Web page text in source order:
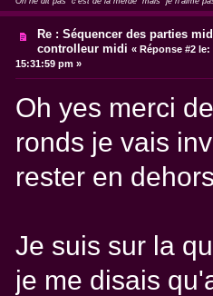
Re : Séquencer des parties
controlleur midi « Réponse #2 le:
15:31:59 pm »
Oh yes merci
ronds je vais
rester en
Je suis sur la
je me disais